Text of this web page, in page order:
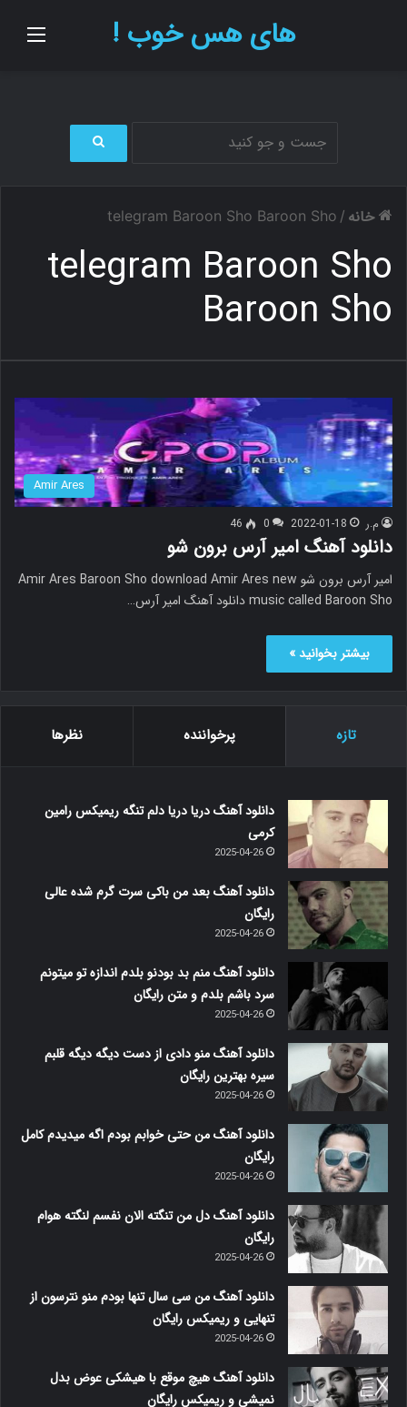
های هس خوب !
ج
ب
ر
خانه /
telegram Baroon Sho Baroon Sho
telegram Baroon Sho
Baroon Sho
Amir Ares
م.ر 2022-01-18
0
46
دانلود آهنگ امیر آرس برون شو
امیر آرس برون شو Amir Ares Baroon Sho download Amir Ares new
music called Baroon Sho دانلود آهنگ امیر آرس…
بیشتر بخوانید »
تازه پرخواننده نظرها
دانلود آهنگ دریا دریا دلم تنگه ریمیکس رامین
کرمی
2025-04-26
دانلود آهنگ بعد من باکی سرت گرم شده عالی
رایگان
2025-04-26
دانلود آهنگ منم بد بودنو بلدم اندازه تو میتونم
سرد باشم بلدم و متن رایگان
2025-04-26
دانلود آهنگ منو دادی از دست دیگه دیگه قلبم
سیره بهترین رایگان
2025-04-26
دانلود آهنگ من حتی خوابم بودم اگه میدیدم کامل
رایگان
2025-04-26
دانلود آهنگ دل من تنگته الان نفسم لنگته هوام
رایگان
2025-04-26
دانلود آهنگ من سی سال تنها بودم منو نترسون از
تنهایی و ریمیکس رایگان
2025-04-26
دانلود آهنگ هیچ موقع با هیشکی عوض بدل
نمیشی و ریمیکس رایگان